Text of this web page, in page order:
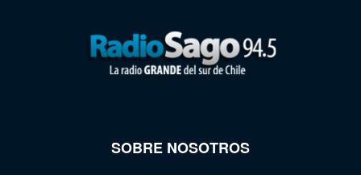
SOBRE NOSOTROS